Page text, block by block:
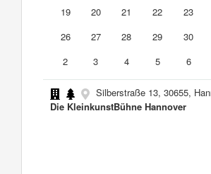
19
20 21 22 23
26
27 28 29 30
2
3 4 5 6
Silberstraße 13, 30655,
Die KleinkunstBühne Hannover